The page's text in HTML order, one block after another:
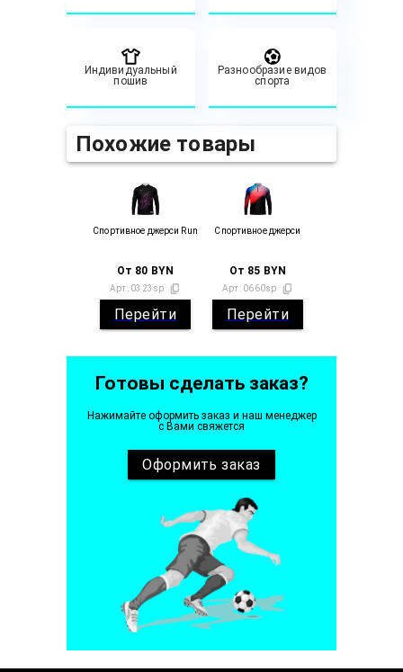
Индивидуальный
пошив
Разнообразие видов
спорта
Похожие товары
Спортивное джерси Run
От 80 BYN
Арт: 0323sp
Перейти
Спортивное джерси
От 85 BYN
Арт: 0660sp
Перейти
Готовы сделать заказ?
Нажимайте оформить заказ и наш менеджер
с Вами свяжется
Оформить заказ